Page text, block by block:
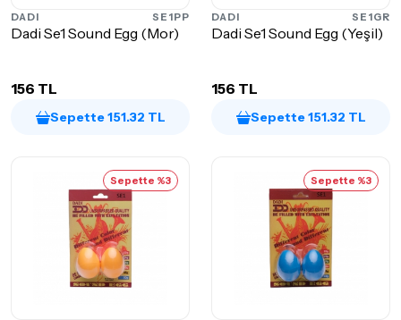
DADI SE1PP
Dadi Se1 Sound Egg (Mor)
156 TL
Sepette 151.32 TL
DADI SE1GR
Dadi Se1 Sound Egg (Yeşil)
156 TL
Sepette 151.32 TL
Sepette %3 Sepette %3